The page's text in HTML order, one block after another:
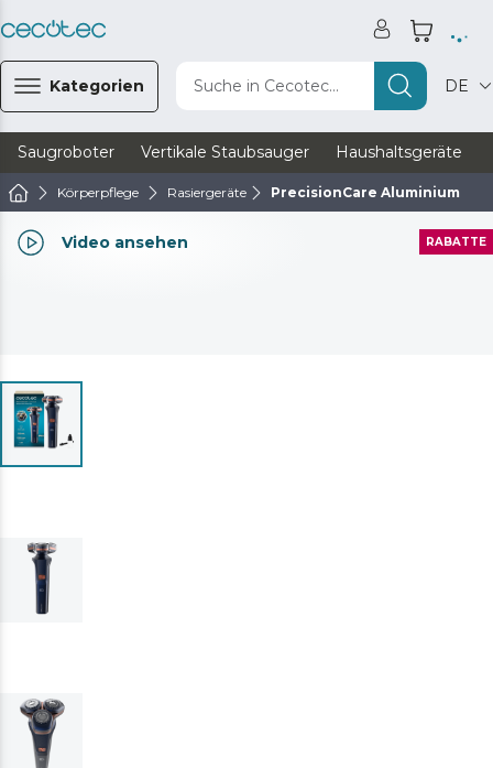
Kategorien Suche in Cecotec... DE
Saugroboter Vertikale Staubsauger Haushaltsgeräte
Körperpflege Rasiergeräte PrecisionCare Aluminium
Video ansehen RABATTE